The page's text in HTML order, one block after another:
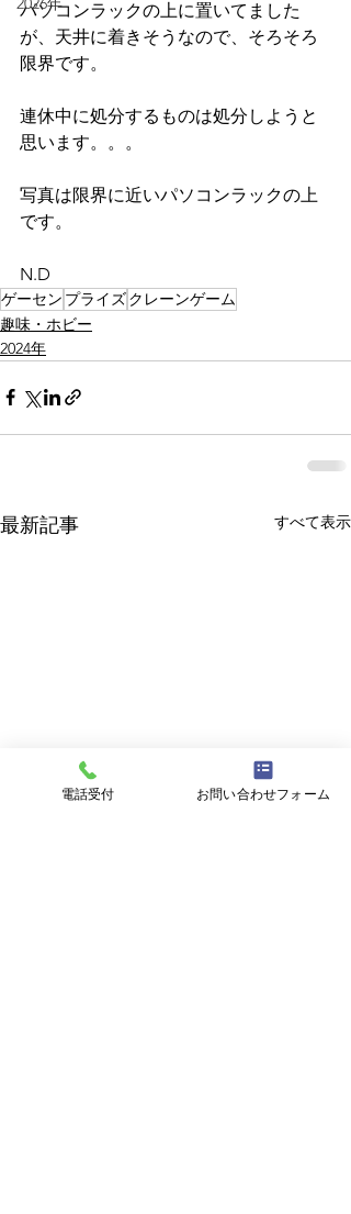
パソコンラックの上に置いてました
が、天井に着きそうなので、そろそろ
限界です。
連休中に処分するものは処分しようと
思います。。。
写真は限界に近いパソコンラックの上
です。
N.D
ゲーセン プライズクレーンゲーム
趣味・ホビー
2024年
最新記事 すべて表示
電話受付 お問い合わせフォーム